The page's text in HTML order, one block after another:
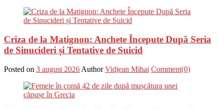
Criza de la Matignon: Anchete Începute După Seria
de Sinucideri și Tentative de Suicid
Posted on 3 august 2026 Author Vidjean Mihai Comment(0)